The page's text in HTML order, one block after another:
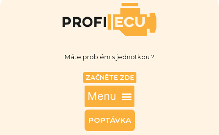
Máte problém s jednotkou ?
ZAČNĚTE ZDE
POPTÁVKA